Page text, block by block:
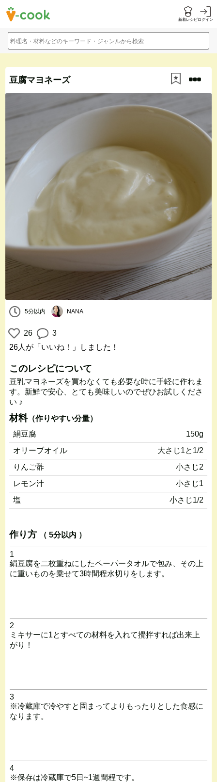
新着レシピログイン
料理名・材料などのキーワード・ジャンルから検索
豆腐マヨネーズ
5分以内 NANA
26
3
26人 が「いいね！」しました！
このレシピについて
豆乳マヨネーズを買わなくても必要な時に手軽に作れま
す。新鮮で安心、とても美味しいのでぜひお試しくださ
い ♪
材料（作りやすい分量）
絹豆腐
150g
オリーブオイル
大さじ1と1/2
りんご酢
小さじ2
レモン汁
小さじ1
塩
小さじ1/2
作り方 （ 5分以内 ）
1
絹豆腐を二枚重ねにしたペーパータオルで包み、その上
に重いものを乗せて3時間程水切りをします。
2
ミキサーに1とすべての材料を入れて攪拌すれば出来上
がり！
3
※冷蔵庫で冷やすと固まってよりもったりとした食感に
なります。
4
※保存は冷蔵庫で5日~1週間程です。